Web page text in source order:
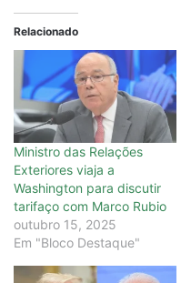
Relacionado
Ministro das Relações
Exteriores viaja a
Washington para discutir
tarifaço com Marco Rubio
outubro 15, 2025
Em "Bloco Destaque"